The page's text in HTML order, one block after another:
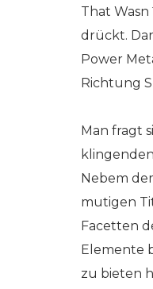
That
drückt.
Power
Richtung
Man fragt
Nebem
mutigen
Facetten
Elemente
zu bieten